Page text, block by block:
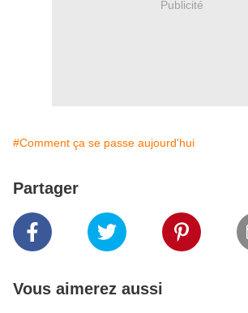
Publicité
#Comment ça se passe aujourd'hui
Partager
Vous aimerez aussi